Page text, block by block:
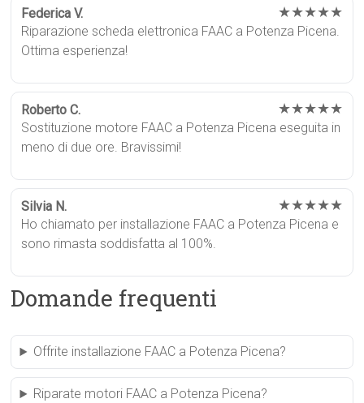
Federica V. ★★★★★
Riparazione scheda elettronica FAAC a Potenza Picena.
Ottima esperienza!
Roberto C. ★★★★★
Sostituzione motore FAAC a Potenza Picena eseguita in
meno di due ore. Bravissimi!
Silvia N. ★★★★★
Ho chiamato per installazione FAAC a Potenza Picena e
sono rimasta soddisfatta al 100%.
Domande frequenti
Offrite installazione FAAC a Potenza Picena?
Riparate motori FAAC a Potenza Picena?